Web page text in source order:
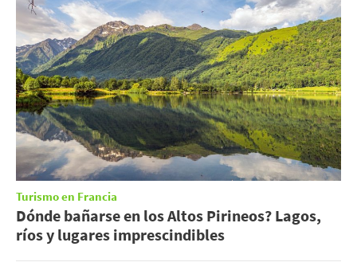
Turismo en Francia
Dónde bañarse en los Altos Pirineos? Lagos,
ríos y lugares imprescindibles